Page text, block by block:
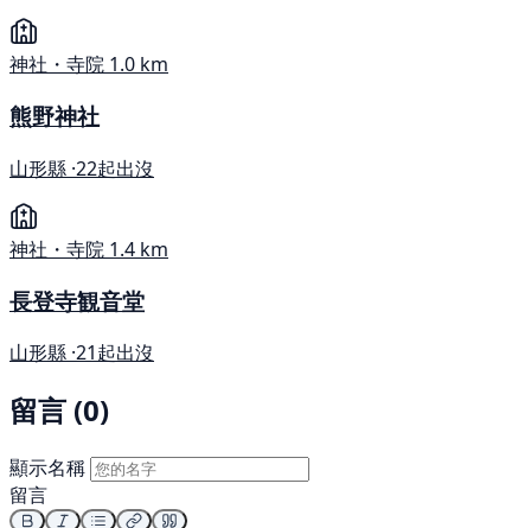
神社・寺院 1.0 km
熊野神社
山形縣 ·22起出沒
神社・寺院 1.4 km
長登寺観音堂
山形縣 ·21起出沒
留言 (0)
顯示名稱
留言